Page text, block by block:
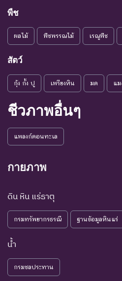
พันธุ์
สาเ
พันธุ์
NT : Near
Threatened
ใกล้ถูก
ชนิด
คุกค
LC : Least
Concerned
DD : Data
Deficient
เพียงพอ
อ้อม
จำเป็
NE : Not
Evaluated
พืช
ผลไม้ พืชพรรณไม้ เรณูพืช
สัตว์
กุ้ง กั้ง ปู เพรียงหิน มด แม
ชีวภาพอื่นๆ
แพลงก์ตอนทะเล
กายภาพ
ดิน หิน แร่ธาตุ
กรมทรัพยากรธรณี ฐานข้อมูลหินแร่
น้ำ
กรมชลประทาน